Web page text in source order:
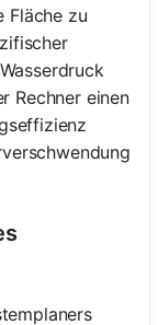
Fläche zu
Rechner einen